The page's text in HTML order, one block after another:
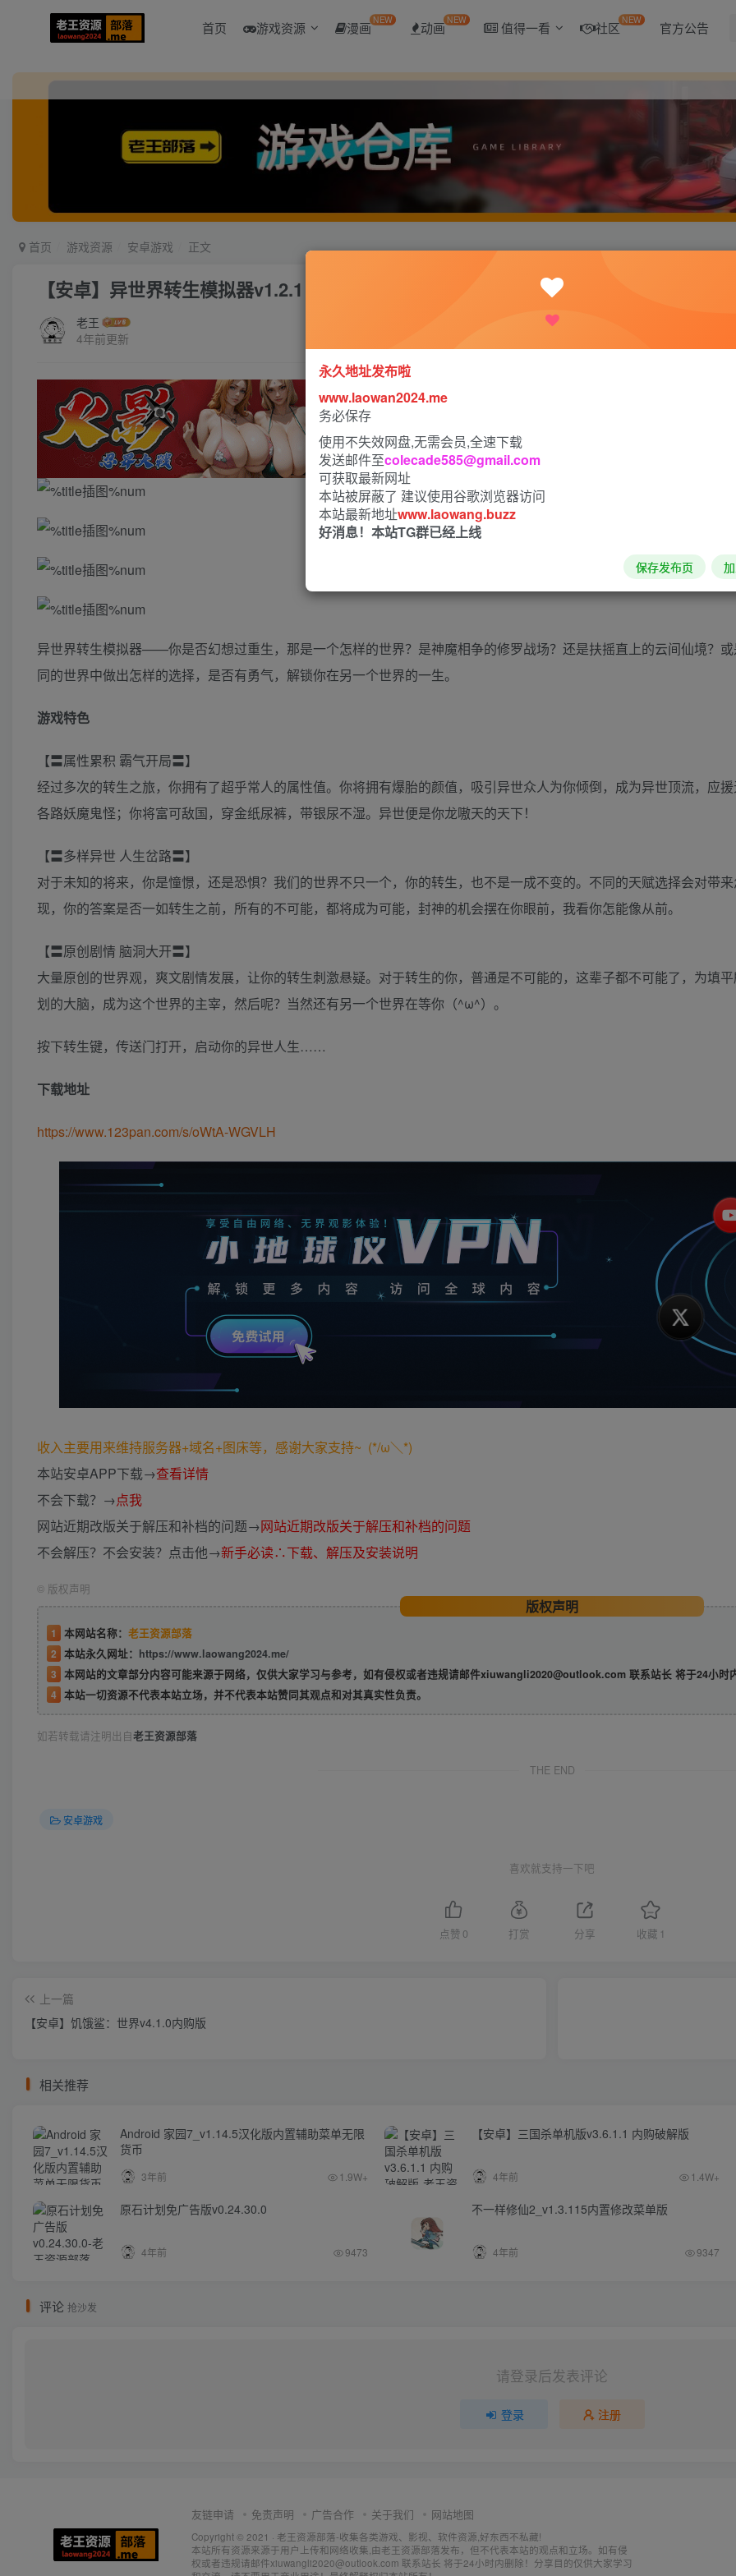
首页 游戏资源 漫画NEW 动画 NEW 值得一看 社区NEW 官方公告
首页 游戏资源 安卓游戏 正文
【安卓】异世界转生模拟器v1.2.1 免广告获得奖励
老王
4年前更新
异世界转生模拟器——你是否幻想过重生，那是一个怎样的世界？是神魔相争的修罗战场？还是扶摇直上的云间仙境？
同的世界中做出怎样的选择，是否有勇气，解锁你在另一个世界的一生。
游戏特色
【〓属性累积 霸气开局〓】
经过多次的转生之旅，你拥有了超乎常人的属性值。你将拥有爆胎的颜值，吸引异世众人为你倾倒，成为异世顶流，应
各路妖魔鬼怪；你将富可敌国，穿金纸尿裤，带银尿不湿。异世便是你龙嗷天的天下！
【〓多样异世 人生岔路〓】
对于未知的将来，你是憧憬，还是恐惧？我们的世界不只一个，你的转生，也不是一成不变的。不同的天赋选择会对带
现，你的答案是否一如转生之前，所有的不可能，都将成为可能，封神的机会摆在你眼前，我看你怎能像从前。
【〓原创剧情 脑洞大开〓】
大量原创的世界观，爽文剧情发展，让你的转生刺激悬疑。对于转生的你，普通是不可能的，这辈子都不可能了，为填
划的大脑，成为这个世界的主宰，然后呢？当然还有另一个世界在等你（^ω^）。
按下转生键，传送门打开，启动你的异世人生……
下载地址
https://www.123pan.com/s/oWtA-WGVLH
收入主要用来维持服务器+域名+图床等，感谢大家支持~ (*/ω＼*)
本站安卓APP下载→查看详情
不会下载？→点我
网站近期改版关于解压和补档的问题→网站近期改版关于解压和补档的问题
不会解压？不会安装？点击他→新手必读∴下载、解压及安装说明
© 版权声明
版权声明
1 本网站名称： 老王资源部落
2 本站永久网址： https://www.laowang2024.me/
3 本网站的文章部分内容可能来源于网络，仅供大家学习与参考，如有侵权或者违规请邮件xiuwangli2020@outlook.com 联系站长 将于24小时
4 本站一切资源不代表本站立场，并不代表本站赞同其观点和对其真实性负责。
如若转载请注明出自老王资源部落
THE END
安卓游戏
喜欢就支持一下吧
点赞 0 打赏 分享 收藏 1
上一篇
【安卓】饥饿鲨：世界v4.1.0内购版
相关推荐
Android 家园7_v1.14.5汉化版内置辅助菜单无限
货币
3年前 1.9W+
【安卓】三国杀单机版v3.6.1.1 内购破解版
4年前 1.4W+
原石计划免广告版v0.24.30.0
4年前 9473
不一样修仙2_v1.3.115内置修改菜单版
4年前 9347
评论 抢沙发
请登录后发表评论
登录 注册
友链申请 免责声明 广告合作 关于我们 网站地图
Copyright © 2021 · 老王资源部落-收集各类游戏、影视、软件资源,好东西不私藏!
本站所有资源来源于用户上传和网络收集,由老王资源部落发布，但不代表本站的观点和立场。如有侵
权或者违规请邮件xiuwangli2020@outlook.com 联系站长 将于24小时内删除！分享目的仅供大家学习
永久地址发布啦
www.laowan2024.me
务必保存
使用不失效网盘,无需会员,全速下载
发送邮件至colecade585@gmail.com
可获取最新网址
本站被屏蔽了 建议使用谷歌浏览器访问
本站最新地址www.laowang.buzz
好消息！本站TG群已经上线
保存发布页